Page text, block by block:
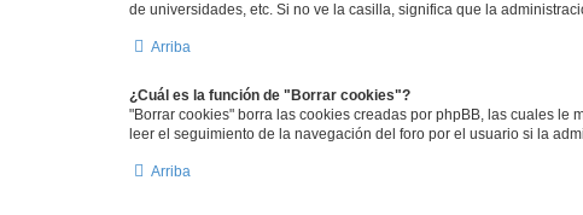
de universidades, etc. Si no ve la casilla, significa que la
Arriba
¿Cuál es la función de "Borrar cookies"?
"Borrar cookies" borra las cookies creadas por phpBB, las cuales
leer el seguimiento de la navegación del foro por el usuario si la
Arriba